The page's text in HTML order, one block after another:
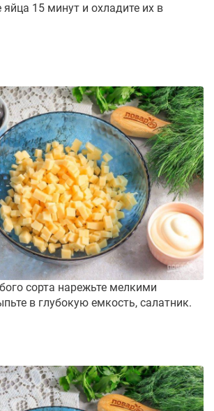
15 минут и охладите их в
сорта нарежьте мелкими
в глубокую емкость, салатник.